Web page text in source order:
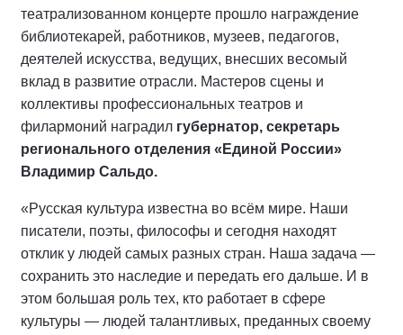
театрализованном концерте прошло награждение
библиотекарей, работников, музеев, педагогов,
деятелей искусства, ведущих, внесших весомый
вклад в развитие отрасли. Мастеров сцены и
коллективы профессиональных театров и
филармоний наградил губернатор, секретарь
регионального отделения «Единой России»
Владимир Сальдо.
«Русская культура известна во всём мире. Наши
писатели, поэты, философы и сегодня находят
отклик у людей самых разных стран. Наша задача —
сохранить это наследие и передать его дальше. И в
этом большая роль тех, кто работает в сфере
культуры — людей талантливых, преданных своему